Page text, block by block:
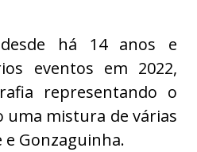
há 14 anos e
eventos em 2022,
representando o
uma mistura de várias
e Gonzaguinha.